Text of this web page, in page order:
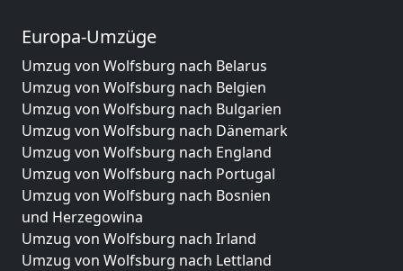
Europa-Umzüge
Umzug von Wolfsburg nach Belarus
Umzug von Wolfsburg nach Belgien
Umzug von Wolfsburg nach Bulgarien
Umzug von Wolfsburg nach Dänemark
Umzug von Wolfsburg nach England
Umzug von Wolfsburg nach Portugal
Umzug von Wolfsburg nach Bosnien
und Herzegowina
Umzug von Wolfsburg nach Irland
Umzug von Wolfsburg nach Lettland